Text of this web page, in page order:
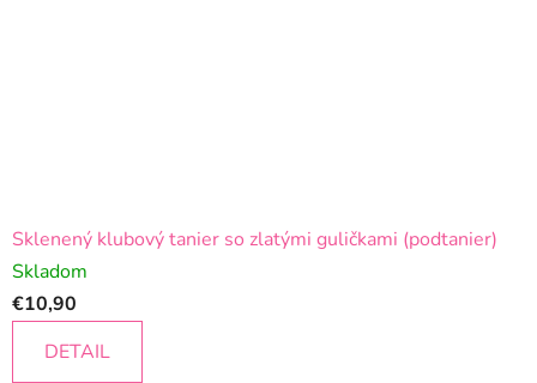
Sklenený klubový tanier so zlatými guličkami (podtanier)
Skladom
€10,90
DETAIL